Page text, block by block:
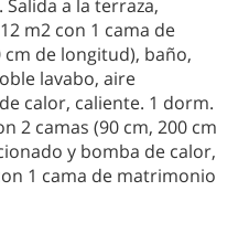
a la terraza,
m2 con 1 cama de
de longitud), baño,
lavabo, aire
calor, caliente. 1 dorm.
2 camas (90 cm, 200 cm
y bomba de calor,
1 cama de matrimonio